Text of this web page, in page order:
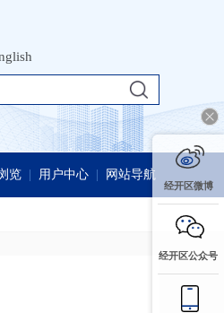
览 用户中心 网站导航
经开区微博
经开区公众号